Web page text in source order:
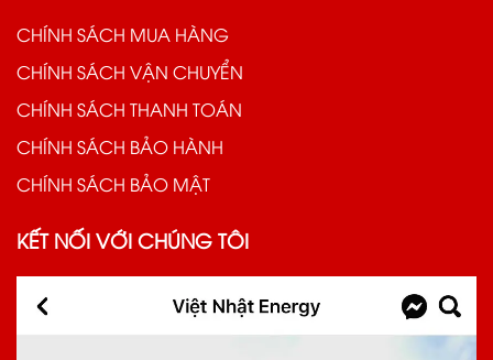
CHÍNH SÁCH MUA HÀNG
CHÍNH SÁCH VẬN CHUYỂN
CHÍNH SÁCH THANH TOÁN
CHÍNH SÁCH BẢO HÀNH
CHÍNH SÁCH BẢO MẬT
KẾT NỐI VỚI CHÚNG TÔI